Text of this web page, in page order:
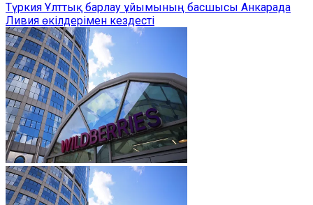
Түркия Ұлттық барлау ұйымының басшысы Анкарада
Ливия өкілдерімен кездесті